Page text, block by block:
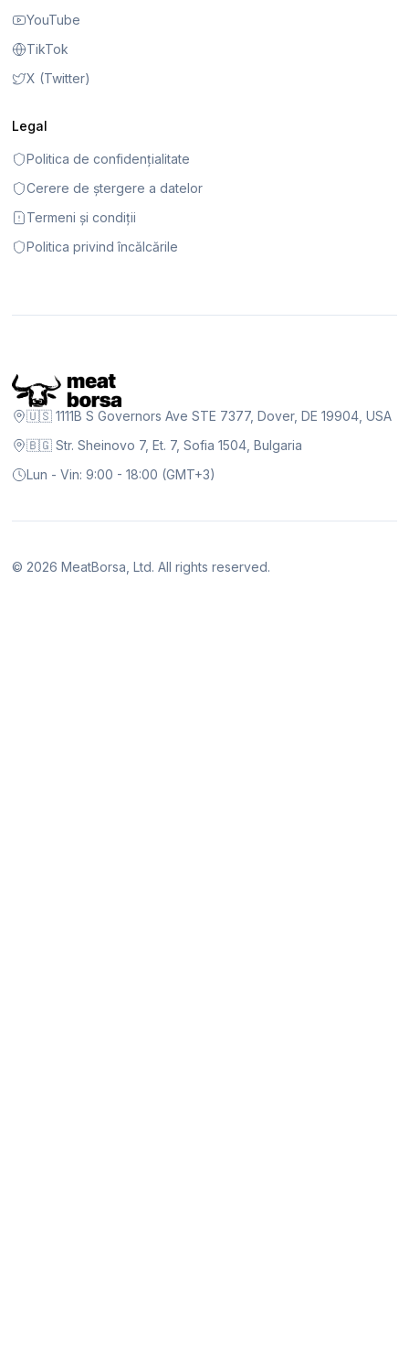
YouTube
TikTok
X (Twitter)
Legal
Politica de confidențialitate
Cerere de ștergere a datelor
Termeni și condiții
Politica privind încălcările
🇺🇸 1111B S Governors Ave STE 7377, Dover, DE 19904, USA
🇧🇬 Str. Sheinovo 7, Et. 7, Sofia 1504, Bulgaria
Lun - Vin: 9:00 - 18:00 (GMT+3)
© 2026 MeatBorsa, Ltd. All rights reserved.